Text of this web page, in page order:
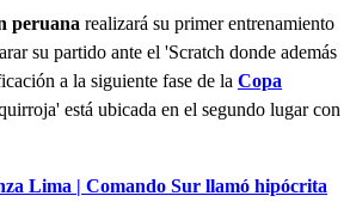
peruana realizará su primer entrenamiento
su partido ante el 'Scratch donde además
a la siguiente fase de la Copa
está ubicada en el segundo lugar con
Lima | Comando Sur llamó hipócrita